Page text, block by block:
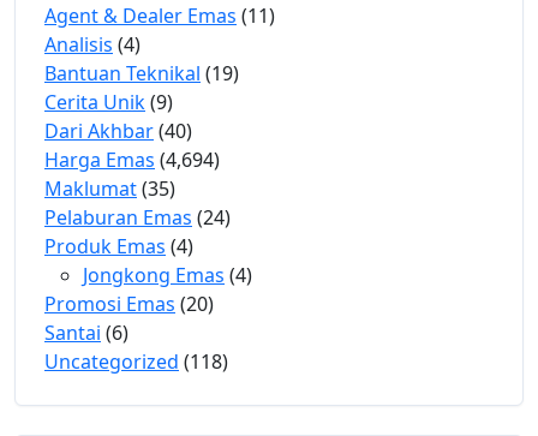
Agent & Dealer Emas (11)
Analisis (4)
Bantuan Teknikal (19)
Cerita Unik(9)
Dari Akhbar(40)
Harga Emas (4,694)
Maklumat(35)
Pelaburan Emas (24)
Produk Emas (4)
Jongkong Emas (4)
Promosi Emas (20)
Santai (6)
Uncategorized (118)